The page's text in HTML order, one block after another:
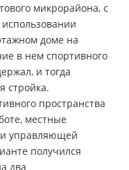
микрорайона, с
доме на
в нем спортивного
и тогда
стройка.
пространства
местные
управляющей
получился
два